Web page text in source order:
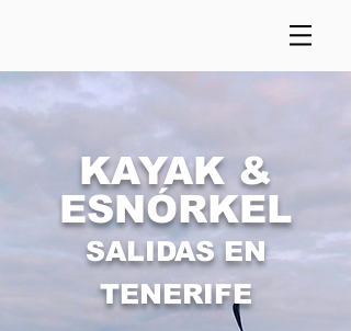
KAYAK &
ESNÓRKEL
SALIDAS EN
TENERIFE